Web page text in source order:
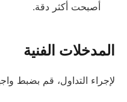
أصبحت أكثر دقة.
المدخلات الفنية
لإجراء التداول، قم بضبط